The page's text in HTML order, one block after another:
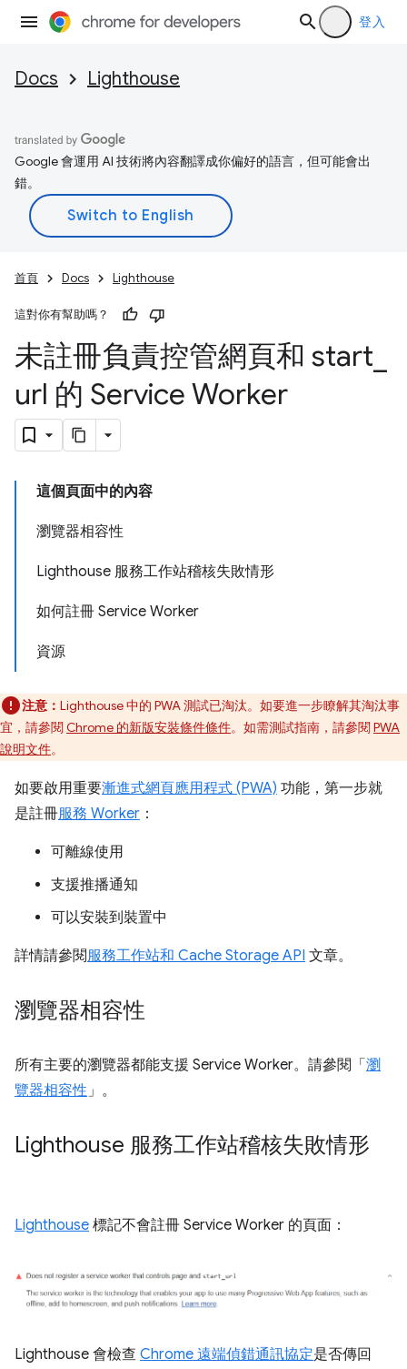
登入
Docs Lighthouse
Google 會運用 AI 技術將內容翻譯成你偏好的語言，但可能會出
錯。
首頁 Docs Lighthouse
這對你有幫助嗎？
未註冊負責控管網頁和 start
url 的 Service Worker
這個頁面中的內容
瀏覽器相容性
Lighthouse 服務工作站稽核失敗情形
如何註冊 Service Worker
資源
注意： Lighthouse 中的 PWA 測試已淘汰。如要進一步瞭解其淘汰事
宜，請參閱 Chrome 的新版安裝條件條件。如需測試指南，請參閱 PWA
說明文件。
如要啟用重要漸進式網頁應用程式 (PWA) 功能，第一步就
是註冊服務 Worker ：
可離線使用
支援推播通知
可以安裝到裝置中
詳情請參閱服務工作站和 Cache Storage API 文章。
瀏覽器相容性
所有主要的瀏覽器都能支援 Service Worker。請參閱「 瀏
覽器相容性」。
Lighthouse 服務工作站稽核失敗情形
Lighthouse 標記不會註冊 Service Worker 的頁面：
Lighthouse 會檢查 Chrome 遠端偵錯通訊協定是否傳回